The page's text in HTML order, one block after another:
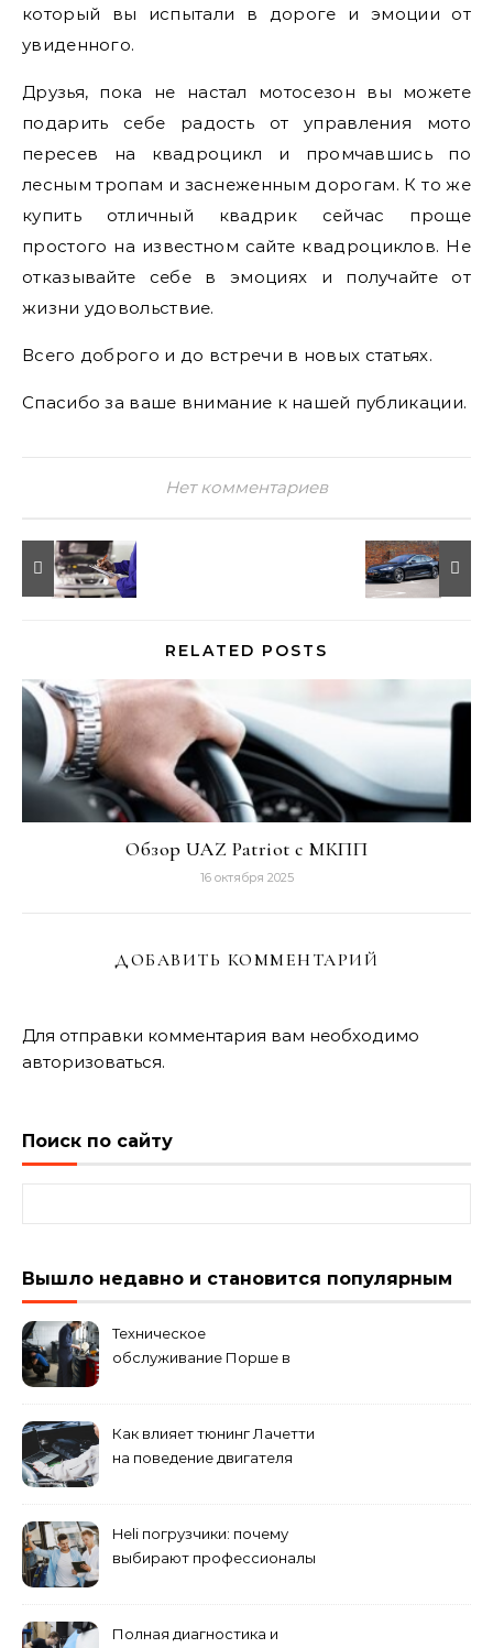
который вы испытали в дороге и эмоции от
увиденного.
Друзья, пока не настал мотосезон вы можете
подарить себе радость от управления мото
пересев на квадроцикл и промчавшись по
лесным тропам и заснеженным дорогам. К то же
купить отличный квадрик сейчас проще
простого на известном сайте квадроциклов. Не
отказывайте себе в эмоциях и получайте от
жизни удовольствие.
Всего доброго и до встречи в новых статьях.
Спасибо за ваше внимание к нашей публикации.
Нет комментариев
RELATED POSTS
Обзор UAZ Patriot с МКПП
16 октября 2025
ДОБАВИТЬ КОММЕНТАРИЙ
Для отправки комментария вам необходимо
авторизоваться.
Поиск по сайту
Вышло недавно и становится популярным
Техническое
обслуживание Порше в
Как влияет тюнинг Лачетти
на поведение двигателя
Heli погрузчики: почему
выбирают профессионалы
Полная диагностика и